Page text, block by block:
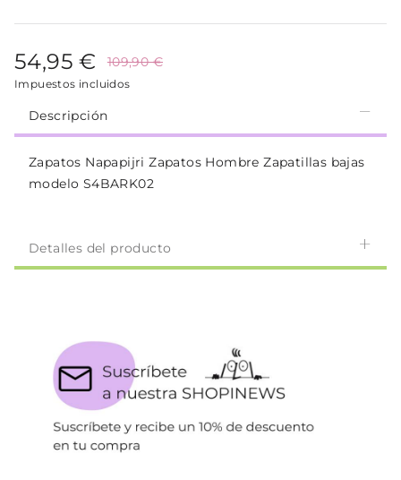
54,95 € 109,90 €
Impuestos incluidos
Descripción
Zapatos Napapijri Zapatos Hombre Zapatillas bajas
modelo S4BARK02
Detalles del producto